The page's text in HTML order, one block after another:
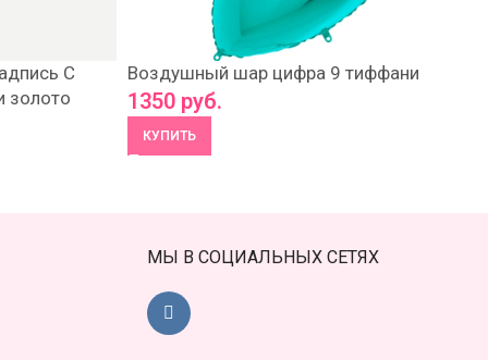
С
золото
Воздушный шар цифра 9 тиффани
1350 руб.
КУПИТЬ
МЫ В СОЦИАЛЬНЫХ СЕТЯХ